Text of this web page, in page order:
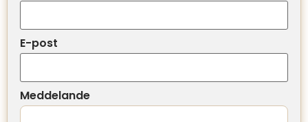
E-post
Meddelande